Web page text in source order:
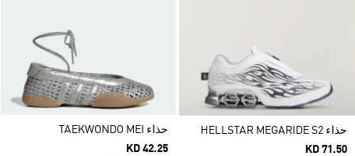
حذاء HELLSTAR MEGARIDE S2
KD 71.50
حذاء TAEKWONDO MEI
KD 42.25